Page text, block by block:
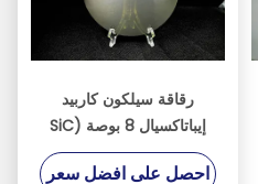
رقاقة سيلكون كاربيد
إيباتاكسيال 8 بوصة (SiC
Epi Wafer)
احصل على افضل سعر